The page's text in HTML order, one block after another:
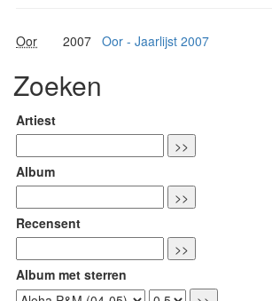
Oor 2007 Oor - Jaarlijst 2007
Zoeken
Artiest
Album
Recensent
Album met sterren